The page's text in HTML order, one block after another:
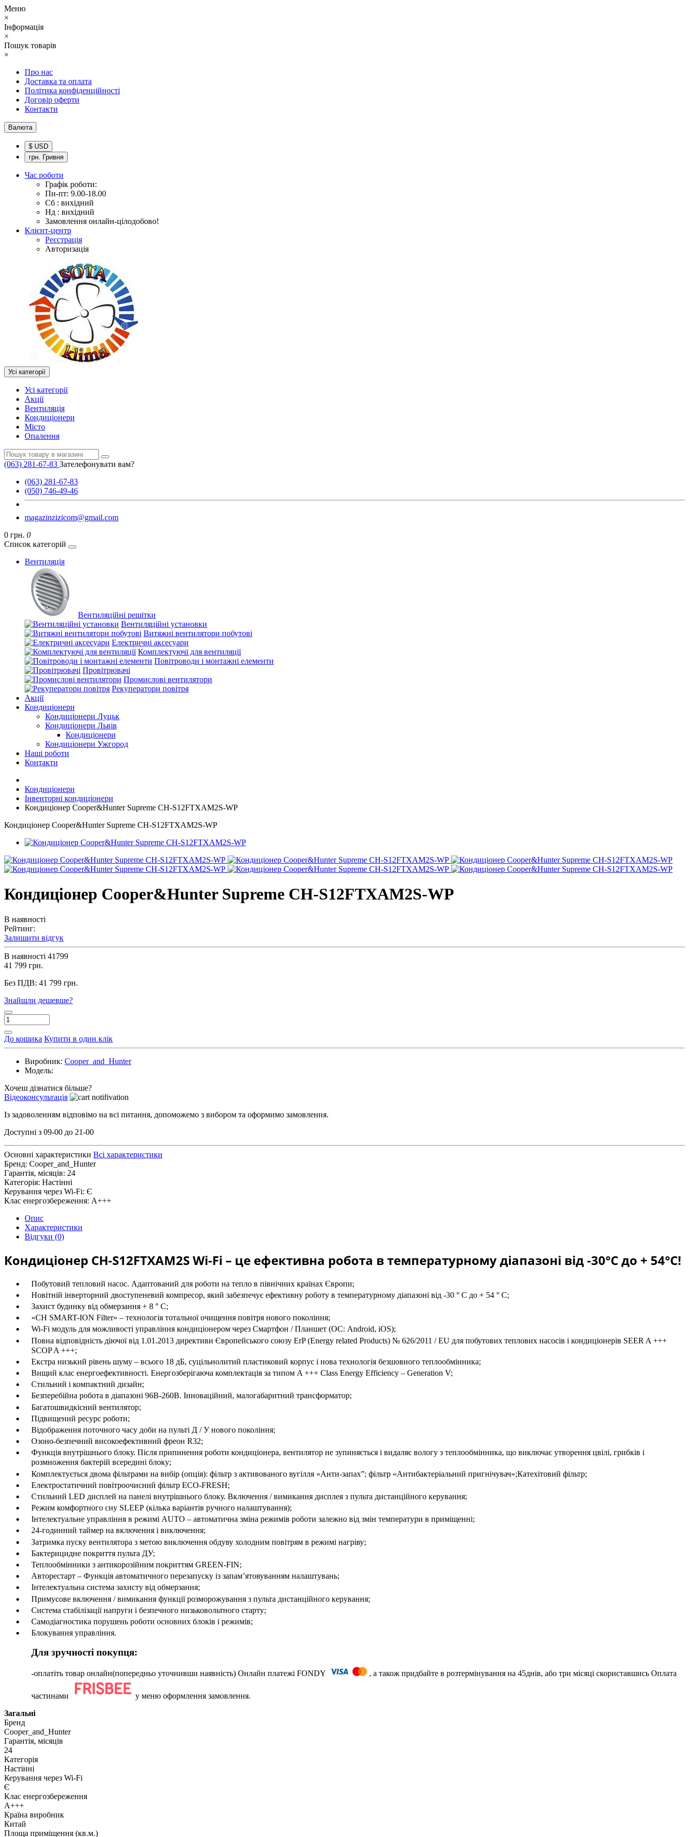
Меню
×
Інформація
×
Пошук товарів
×
Про нас
Доставка та оплата
Політика конфіденційності
Договір оферти
Контакти
Валюта
$ USD
грн. Гривня
Час роботи
Графік роботи:
Пн-пт: 9.00-18.00
Сб : вихідний
Нд : вихідний
Замовлення онлайн-цілодобово!
Клієнт-центр
Реєстрація
Авторизація
Усі категорії
Усі категорії
Акції
Вентиляція
Кондиціонери
Місто
Опалення
(063) 281-67-83 Зателефонувати вам?
(063) 281-67-83
(050) 746-49-46
magazinzizicom@gmail.com
0 грн. 0
Список категорій
Вентиляція
Вентиляційні решітки
Вентиляційні установки
Витяжні вентилятори побутові
Електричні аксесуари
Комплектуючі для вентиляції
Повітроводи і монтажні елементи
Провітрювачі
Промислові вентилятори
Рекуператори повітря
Акції
Кондиціонери
Кондиціонери Луцьк
Кондиціонери Львів
Кондиціонери
Кондиціонери Ужгород
Наші роботи
Контакти
Кондиціонери
Інвенторні кондиціонери
Кондиціонер Cooper&Hunter Supreme CH-S12FTXAM2S-WP
Кондиціонер Cooper&Hunter Supreme CH-S12FTXAM2S-WP
Кондиціонер Cooper&Hunter Supreme CH-S12FTXAM2S-WP
В наявності
Рейтинг:
Залишити відгук
В наявності 41799
41 799 грн.
Без ПДВ: 41 799 грн.
Знайшли дешевше?
До кошика Купити в один клік
Виробник: Cooper_and_Hunter
Модель:
Хочеш дізнатися більше?
Відеоконсультація
Із задоволенням відповімо на всі питання, допоможемо з вибором та оформимо замовлення.
Доступні з 09-00 до 21-00
Основні характеристики Всі характеристики
Бренд: Cooper_and_Hunter
Гарантія, місяців: 24
Категорія: Настінні
Керування через Wi-Fi: Є
Клас енергозбереження: А+++
Опис
Характеристики
Відгуки (0)
Кондиціонер CH-S12FTXAM2S Wi-Fi – це ефективна робота в температурному діапазоні від -30°С до + 54°C!
Побутовий тепловий насос. Адаптований для роботи на тепло в північних країнах Європи;
Новітній інверторний двоступеневий компресор, який забезпечує ефективну роботу в температурному діапазоні від -30 ° С до + 54 ° C;
Захист будинку від обмерзання + 8 ° C;
«CH SMART-ION Filter» – технологія тотальної очищення повітря нового покоління;
Wi-Fi модуль для можливості управління кондиціонером через Смартфон / Планшет (ОС: Android, iOS);
Повна відповідність діючої від 1.01.2013 директиви Європейського союзу ErP (Energy related Products) № 626/2011 / EU для побутових теплових насосів і кондиціонерів SEER A +++
SCOP A +++;
Екстра низький рівень шуму – всього 18 дБ, суцільнолитий пластиковий корпус і нова технологія безшовного теплообмінника;
Вищий клас енергоефективності. Енергозберігаюча комплектація за типом A +++ Class Energy Efficiency – Generation V;
Стильний і компактний дизайн;
Безперебійна робота в діапазоні 96В-260В. Інноваційний, малогабаритний трансформатор;
Багатошвидкісний вентилятор;
Підвищений ресурс роботи;
Відображення поточного часу доби на пульті Д / У нового покоління;
Озоно-безпечний високоефективний фреон R32;
Функція внутрішнього блоку. Після припинення роботи кондиціонера, вентилятор не зупиняється і видаляє вологу з теплообмінника, що виключає утворення цвілі, грибків і
розмноження бактерій всередині блоку;
Комплектується двома фільтрами на вибір (опція): фільтр з активованого вугілля «Анти-запах”; фільтр «Антибактеріальний пригнічувач»;Катехітовий фільтр;
Електростатичний повітроочисний фільтр ЕСО-FRESH;
Стильний LED дисплей на панелі внутрішнього блоку. Включення / вимикання дисплея з пульта дистанційного керування;
Режим комфортного сну SLЕЕР (кілька варіантів ручного налаштування);
Інтелектуальне управління в режимі AUTO – автоматична зміна режимів роботи залежно від змін температури в приміщенні;
24-годинний таймер на включення і виключення;
Затримка пуску вентилятора з метою виключення обдуву холодним повітрям в режимі нагріву;
Бактерицидне покриття пульта ДУ;
Теплообмінники з антикорозійним покриттям GREEN-FIN;
Авторестарт – Функція автоматичного перезапуску із запам’ятовуванням налаштувань;
Інтелектуальна система захисту від обмерзання;
Примусове включення / вимикання функції розморожування з пульта дистанційного керування;
Система стабілізації напруги і безпечного низьковольтного старту;
Самодіагностика порушень роботи основних блоків і режимів;
Блокування управління.
Для зручності покупця:
-оплатіть товар онлайн(попередньо уточнивши наявність) Онлайн платежі FONDY , а також придбайте в розтермінування на 45днів, або три місяці скориставшись Оплата
частинами
у меню оформлення замовлення.
Загальні
Бренд
Cooper_and_Hunter
Гарантія, місяців
24
Категорія
Настінні
Керування через Wi-Fi
Є
Клас енергозбереження
А+++
Країна виробник
Китай
Площа приміщення (кв.м.)